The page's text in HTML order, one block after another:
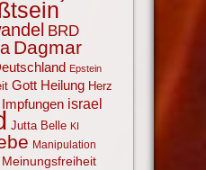
BRD
Dagmar
Epstein
Gott Heilung Herz
Impfungen israel
Jutta Belle KI
Manipulation
Meinungsfreiheit